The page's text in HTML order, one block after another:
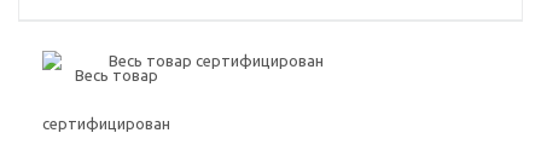
Весь товар сертифицирован